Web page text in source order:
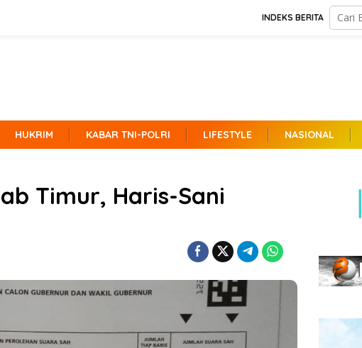
INDEKS BERITA
HUKRIM KABAR TNI-POLRI LIFESTYLE NASIONAL
Timur, Haris-Sani